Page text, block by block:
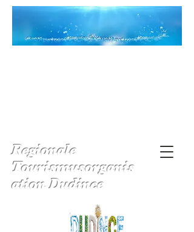
Regionale
Tourismusorganis
ation Dudince